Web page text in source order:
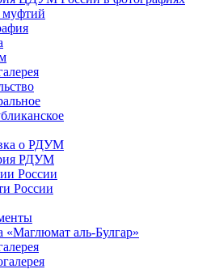
о РДУМ
РДУМ
России
России
«Маглюмат аль-Булгар»